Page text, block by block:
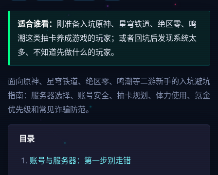
适合谁看： 刚准备入坑原神、星穹铁道、绝区零、鸣
潮这类抽卡养成游戏的玩家；或者回坑后发现系统太
多、不知道先做什么的玩家。
面向原神、星穹铁道、绝区零、鸣潮等二游新手的入坑避坑
指南：服务器选择、账号安全、抽卡规划、体力使用、氪金
优先级和常见诈骗防范。
目录
账号与服务器：第一步别走错